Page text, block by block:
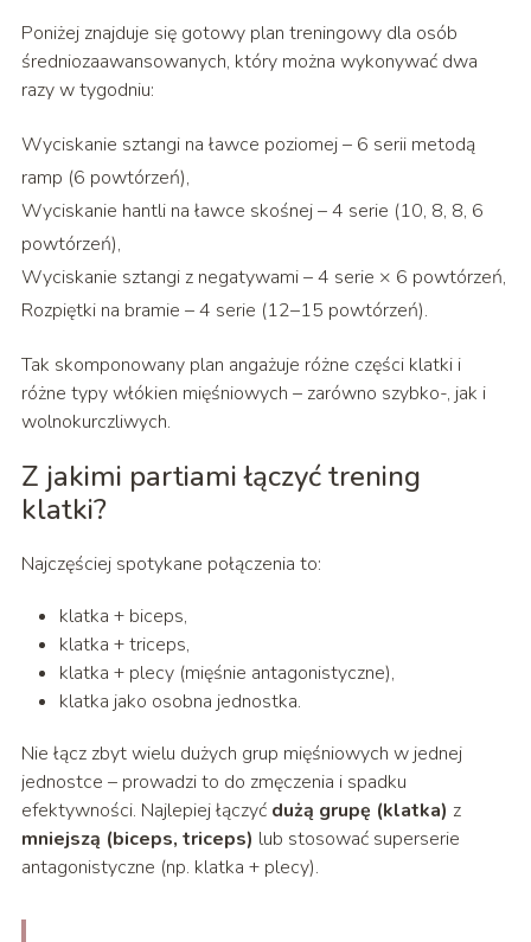
Poniżej znajduje się gotowy plan treningowy dla osób
średniozaawansowanych, który można wykonywać dwa
razy w tygodniu:
Wyciskanie sztangi na ławce poziomej – 6 serii metodą
ramp (6 powtórzeń),
Wyciskanie hantli na ławce skośnej – 4 serie (10, 8, 8, 6
powtórzeń),
Wyciskanie sztangi z negatywami – 4 serie × 6 powtórzeń,
Rozpiętki na bramie – 4 serie (12–15 powtórzeń).
Tak skomponowany plan angażuje różne części klatki i
różne typy włókien mięśniowych – zarówno szybko-, jak i
wolnokurczliwych.
Z jakimi partiami łączyć trening
klatki?
Najczęściej spotykane połączenia to:
klatka + biceps,
klatka + triceps,
klatka + plecy (mięśnie antagonistyczne),
klatka jako osobna jednostka.
Nie łącz zbyt wielu dużych grup mięśniowych w jednej
jednostce – prowadzi to do zmęczenia i spadku
efektywności. Najlepiej łączyć dużą grupę (klatka) z
mniejszą (biceps, triceps) lub stosować superserie
antagonistyczne (np. klatka + plecy).